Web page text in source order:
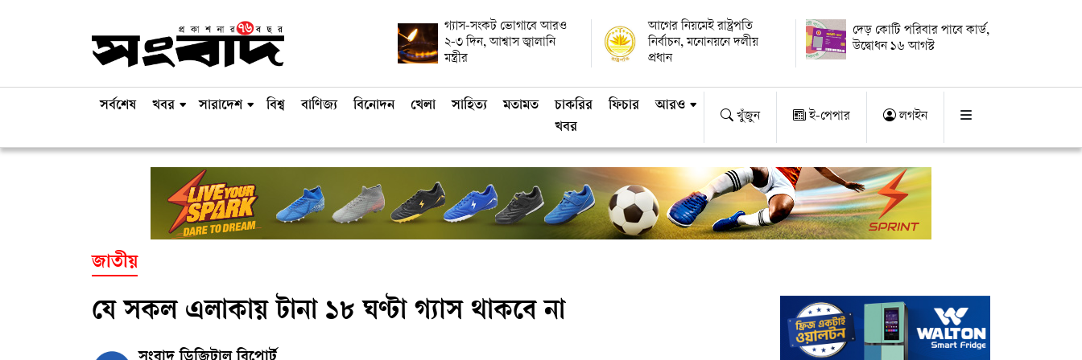
গ্যাস-সংকট ভোগাবে আরও
২-৩ দিন, আশ্বাস জ্বালানি
মন্ত্রীর
আগের নিয়মেই রাষ্ট্রপতি
নির্বাচন, মনোনয়নে দলীয়
প্রধান
দেড় কোটি পরিবার পাবে কার্ড,
উদ্বোধন ১৬ আগস্ট
সর্বশেষ খবর সারাদেশ বিশ্ব বাণিজ্য বিনোদন খেলা সাহিত্য মতামত
চাকরির
খবর
ফিচার আরও
খুঁজুন ই-পেপার লগইন
জাতীয়
যে সকল এলাকায় টানা ১৮ ঘণ্টা গ্যাস থাকবে না